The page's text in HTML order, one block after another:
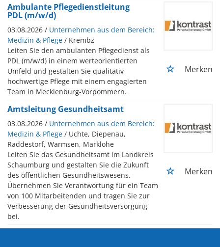
Ambulante Pflegedienstleitung
PDL (m/w/d)
03.08.2026 / Unternehmen aus dem Bereich:
Medizin & Pflege / Krembz
Leiten Sie den ambulanten Pflegedienst als
PDL (m/w/d) in einem werteorientierten
Umfeld und gestalten Sie qualitativ
hochwertige Pflege mit einem engagierten
Team in Mecklenburg-Vorpommern.
Merken
Amtsleitung Gesundheitsamt
03.08.2026 / Unternehmen aus dem Bereich:
Medizin & Pflege / Uchte, Diepenau,
Raddestorf, Warmsen, Marklohe
Leiten Sie das Gesundheitsamt im Landkreis
Schaumburg und gestalten Sie die Zukunft
des öffentlichen Gesundheitswesens.
Übernehmen Sie Verantwortung für ein Team
von 100 Mitarbeitenden und tragen Sie zur
Verbesserung der Gesundheitsversorgung
bei.
Merken